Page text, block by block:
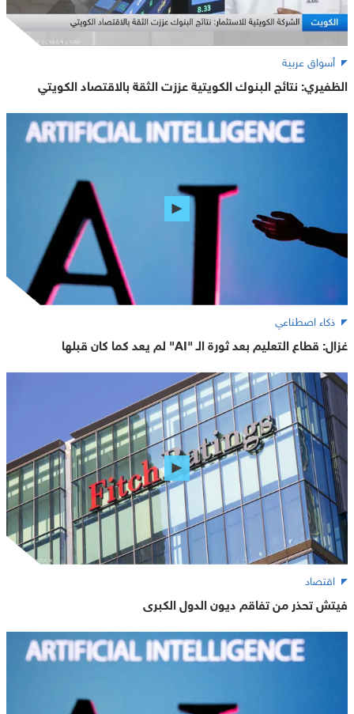
أسواق عربية
الظفيري: نتائج البنوك الكويتية عززت الثقة بالاقتصاد الكويتي
ذكاء اصطناعي
غزال: قطاع التعليم بعد ثورة الـ "AI" لم يعد كما كان قبلها
اقتصاد
فيتش تحذر من تفاقم ديون الدول الكبرى